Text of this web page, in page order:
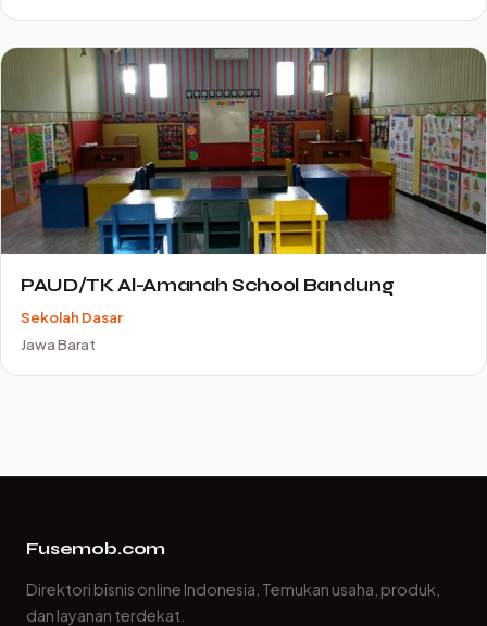
PAUD/TK Al-Amanah School Bandung
Sekolah Dasar
Jawa Barat
Fusemob.com
Direktori bisnis online Indonesia. Temukan usaha, produk,
dan layanan terdekat.